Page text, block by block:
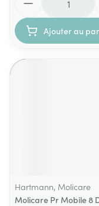
Ajouter au
Hartmann, Molicare
Molicare Pr Mobile 8